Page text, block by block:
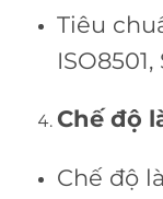
Tiêu
ISO8501,
Chế độ
Chế độ